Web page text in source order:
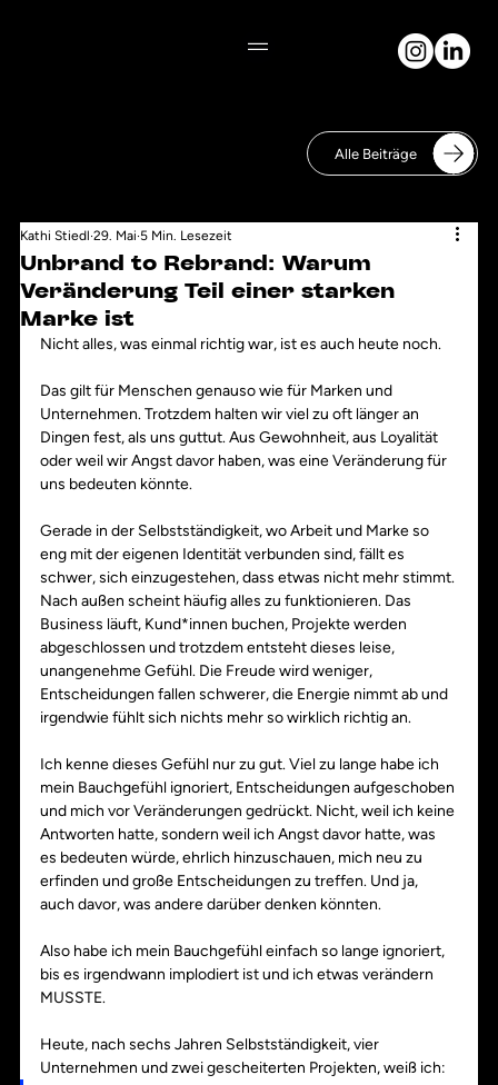
Unbrand to Rebrand: Warum
Veränderung Teil einer starken
Marke ist
Kathi Stiedl 29. Mai 5 Min. Lesezeit
Nicht alles, was einmal richtig war, ist es auch heute noch.
Das gilt für Menschen genauso wie für Marken und
Unternehmen. Trotzdem halten wir viel zu oft länger an
Dingen fest, als uns guttut. Aus Gewohnheit, aus Loyalität
oder weil wir Angst davor haben, was eine Veränderung für
uns bedeuten könnte.
Gerade in der Selbstständigkeit, wo Arbeit und Marke so
eng mit der eigenen Identität verbunden sind, fällt es
schwer, sich einzugestehen, dass etwas nicht mehr stimmt.
Nach außen scheint häufig alles zu funktionieren. Das
Business läuft, Kund*innen buchen, Projekte werden
abgeschlossen und trotzdem entsteht dieses leise,
unangenehme Gefühl. Die Freude wird weniger,
Entscheidungen fallen schwerer, die Energie nimmt ab und
irgendwie fühlt sich nichts mehr so wirklich richtig an.
Ich kenne dieses Gefühl nur zu gut. Viel zu lange habe ich
mein Bauchgefühl ignoriert, Entscheidungen aufgeschoben
und mich vor Veränderungen gedrückt. Nicht, weil ich keine
Antworten hatte, sondern weil ich Angst davor hatte, was
es bedeuten würde, ehrlich hinzuschauen, mich neu zu
erfinden und große Entscheidungen zu treffen. Und ja,
auch davor, was andere darüber denken könnten.
Also habe ich mein Bauchgefühl einfach so lange ignoriert,
bis es irgendwann implodiert ist und ich etwas verändern
MUSSTE.
Heute, nach sechs Jahren Selbstständigkeit, vier
Unternehmen und zwei gescheiterten Projekten, weiß ich:
Alle Beiträge